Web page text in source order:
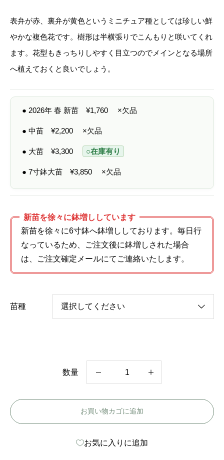
:
¥
6
0
–
3
,
5
表弁が赤、裏弁が黄色というミニチュア種としては珍しい鮮
やかな複色花です。樹形は半横張りでこんもりと咲いてくれ
ます。花型もきっちりしやすく目立つのでメインとなる場所
へ植えておくと良いでしょう。
● 2026年 春 新苗 ¥1,760 ×欠品
● 中苗 ¥2,200 ×欠品
● 大苗 ¥3,300 ○在庫有り
● 7寸鉢大苗 ¥3,850 ×欠品
新苗を徐々に鉢増ししています
新苗を徐々に6寸鉢へ鉢増ししております。毎日行
なっているため、ご注文後に鉢増しされた場合
は、ご注文確定メールにてご連絡いたします。
苗種
数量
バ
ザ
お買い物カゴに追加
お気に入りに追加